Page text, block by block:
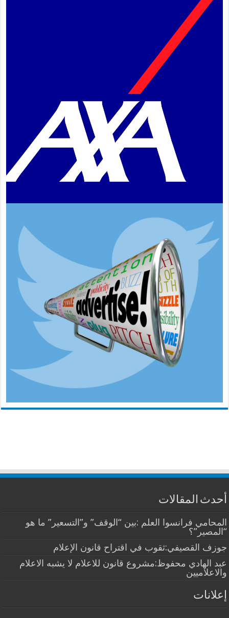
أحدث المقالات
المحامي فرانسوا العلم :بين “الوقف” و”التسعير” ما هو
“المصير”؟
جوزف القصيفي:ثقوب في اقتراح قانون الإعلام
عبد الهادي محفوظ:مشروع قانون للاعلام لا يشبه الاعلام
والاعلاميين
إعلانات